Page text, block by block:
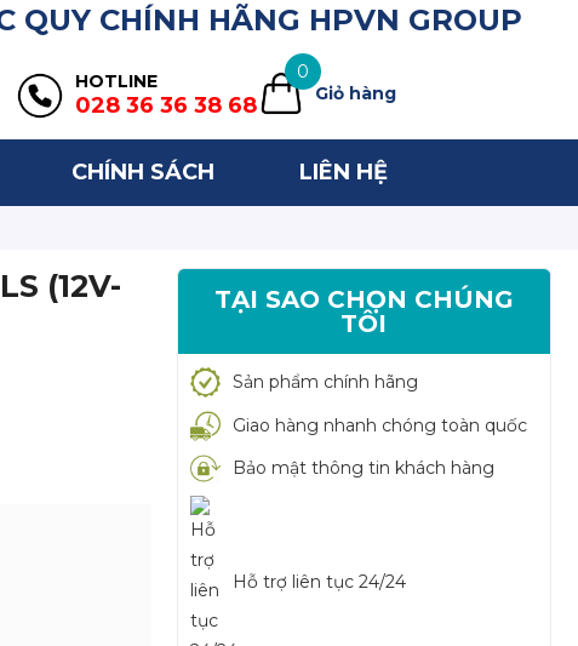
QUY CHÍNH HÃNG HPVN GROUP
HOTLINE
028 36 36 38 68
0
Giỏ hàng
CHÍNH SÁCH LIÊN HỆ
(12V-
TẠI SAO CHỌN CHÚNG
TÔI
Sản phẩm chính hãng
Giao hàng nhanh chóng toàn quốc
Bảo mật thông tin khách hàng
Hỗ trợ liên tục 24/24